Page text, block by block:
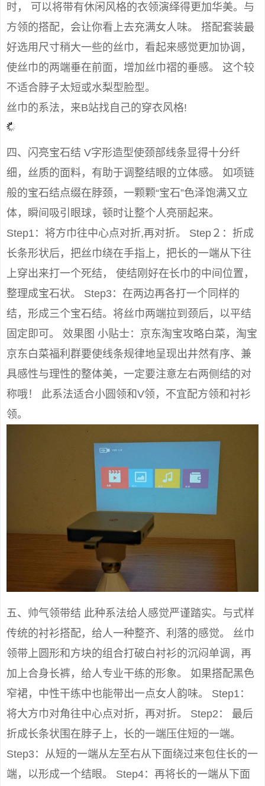
时， 可以将带有休闲风格的衣领演绎得更加华美。与
方领的搭配，会让你看上去充满女人味。 搭配套装最
好选用尺寸稍大一些的丝巾，看起来感觉更加协调，
使丝巾的两端垂在前面，增加丝巾褶的垂感。 这个较
不适合脖子太短或水梨型脸型。
丝巾的系法，来B站找自己的穿衣风格!
四、闪亮宝石结 V字形造型使颈部线条显得十分纤
细，丝质的面料，有助于调整结眼的立体感。 如项链
般的宝石结点缀在脖颈，一颗颗“宝石”色泽饱满又立
体，瞬间吸引眼球，顿时让整个人亮丽起来。
Step1：将方巾往中心点对折,再对折。 Step２：折成
长条形状后，把丝巾绕在手指上，把长的一端从下往
上穿出来打一个死结， 使结刚好在长巾的中间位置，
整理成宝石状。 Step3：在两边再各打一个同样的
结，形成三个宝石结。将丝巾两端拉到颈后，以平结
固定即可。 效果图 小贴士：京东淘宝攻略白菜，淘宝
京东白菜福利群要使线条规律地呈现出井然有序、兼
具感性与理性的整体美，一定要注意左右两侧结的对
称哦！ 此系法适合小圆领和V领，不宜配方领和衬衫
领。
五、帅气领带结 此种系法给人感觉严谨踏实。与式样
传统的衬衫搭配，给人一种整齐、利落的感觉。 丝巾
领带上圆形和方块的组合打破白衬衫的沉闷单调，再
加上合身长裤，给人专业干练的形象。 如果搭配黑色
窄裙，中性干练中也能带出一点女人韵味。 Step1：
将大方巾对角往中心点对折，再对折。 Step2： 最后
折成长条状围在脖子上，长的一端压住短的一端。
Step3：从短的一端从左至右从下面绕过来包住长的一
端，以形成一个结眼。 Step4：再将长的一端从下面